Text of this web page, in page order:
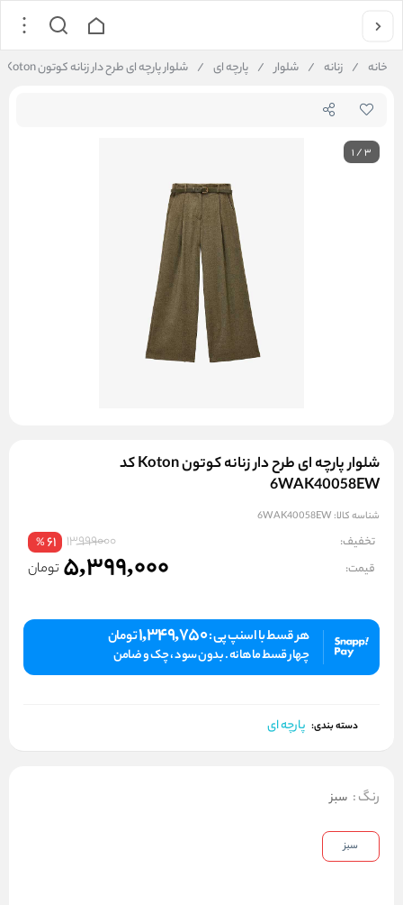
خانه / زنانه / شلوار / پارچه ای / شلوار پارچه ای طرح دار زنانه کوتون Koton کد 6WAK40058EW
1/3
شلوار پارچه ای طرح دار زنانه کوتون Koton کد
6WAK40058EW
شناسه کالا: 6WAK40058EW
تخفیف: 13999000
61
%
قیمت: 5,399,000 تومان
هر قسط با اسنپ پی :1,349,750تومان
چهار قسط ماهانه . بدون سود ، چک و ضامن
دسته بندی: پارچه ای
رنگ: سبز
سبز